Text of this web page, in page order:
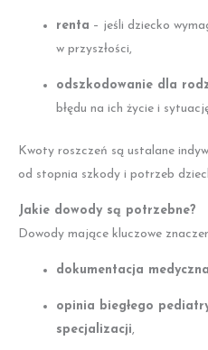
renta – jeśli dziecko
w przyszłości,
odszkodowanie dla
błędu na ich życie i
Kwoty roszczeń są ustalane
od stopnia szkody i potrzeb
Jakie dowody są potrzebne?
Dowody mające kluczowe
dokumentacja
opinia biegłego
specjalizacji,